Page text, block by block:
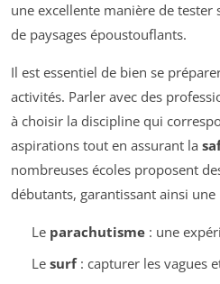
une excellente manière de
de paysages époustouflants.
Il est essentiel de bien se
activités. Parler avec des
à choisir la discipline qui
aspirations tout en assurant la
nombreuses écoles proposent
débutants, garantissant ainsi
Le parachutisme: une
Le surf: capturer les vagues